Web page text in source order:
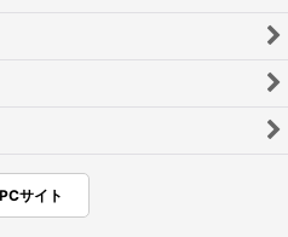
PCサイト